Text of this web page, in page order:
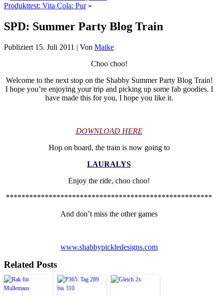
Produkttest: Vita Cola: Pur»
SPD: Summer Party Blog Train
Publiziert 15. Juli 2011 | Von Maike
Choo choo!
Welcome to the next stop on the Shabby Summer Party Blog Train!
I hope you’re enjoying your trip and picking up some fab goodies. I
have made this for you, I hope you like it.
DOWNLOAD HERE
Hop on board, the train is now going to
LAURALYS
Enjoy the ride, choo choo!
*****************************************************
And don’t miss the other games
www.shabbypickledesigns.com
Related Posts